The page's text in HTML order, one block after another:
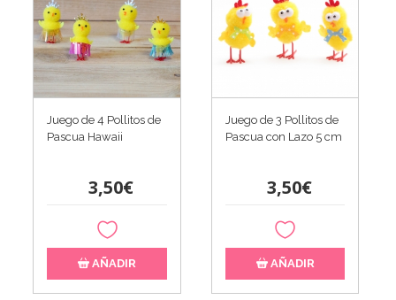
Juego de 4 Pollitos de
Pascua Hawaii
3,50€
AÑADIR
Juego de 3 Pollitos de
Pascua con Lazo 5 cm
3,50€
AÑADIR